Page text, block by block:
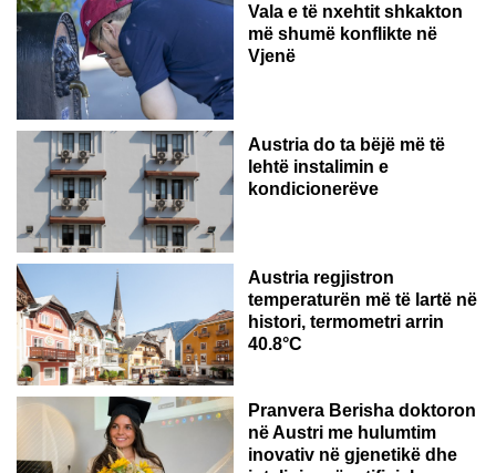
Vala e të nxehtit shkakton
më shumë konflikte në
Vjenë
Austria do ta bëjë më të
lehtë instalimin e
kondicionerëve
Austria regjistron
temperaturën më të lartë në
histori, termometri arrin
40.8°C
AUSTRI
Pranvera Berisha doktoron
në Austri me hulumtim
inovativ në gjenetikë dhe